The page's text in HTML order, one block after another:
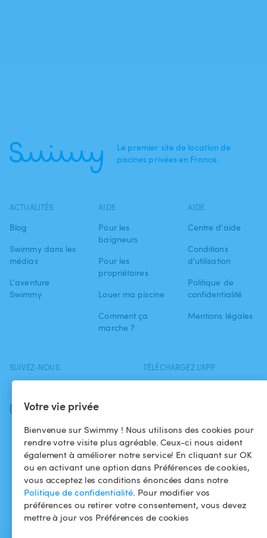
Votre vie privée
Bienvenue sur Swimmy ! Nous utilisons des cookies pour
rendre votre visite plus agréable. Ceux-ci nous aident
également à améliorer notre service! En cliquant sur OK
ou en activant une option dans Préférences de cookies,
vous acceptez les conditions énoncées dans notre
Politique de confidentialité. Pour modifier vos
préférences ou retirer votre consentement, vous devez
mettre à jour vos Préférences de cookies
Le premier site de location de
piscines privées en France.
ACTUALITÉS
Blog
Swimmy dans les
médias
L'aventure
Swimmy
AIDE
Pour les
baigneurs
Pour les
propriétaires
Louer ma piscine
Comment ça
marche ?
AIDE
Centre d'aide
Conditions
d'utilisation
Politique de
confidentialité
Mentions légales
SUIVEZ-NOUS
Instagram
TÉLÉCHARGEZ L'APP